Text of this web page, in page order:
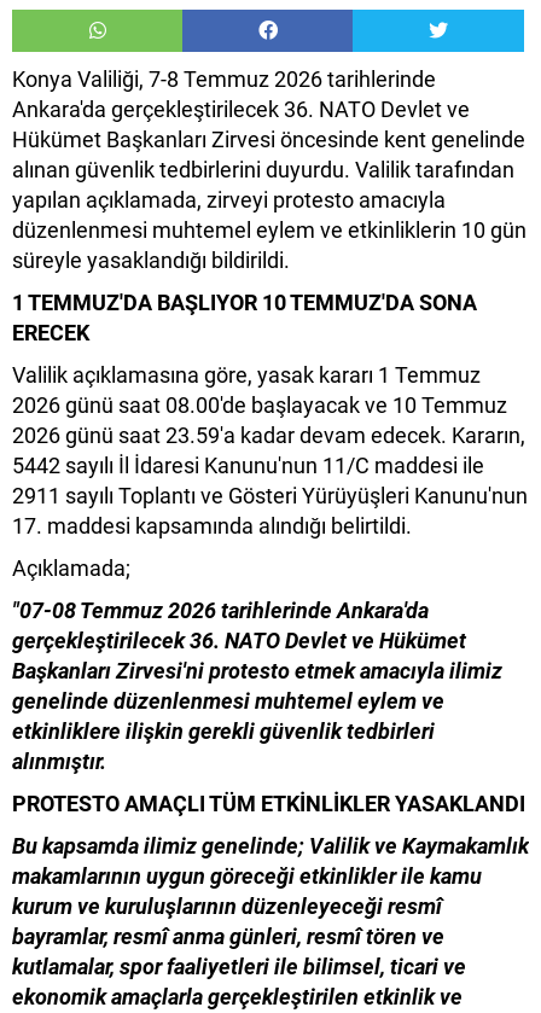
Konya Valiliği, 7-8 Temmuz 2026 tarihlerinde
Ankara'da gerçekleştirilecek 36. NATO Devlet ve
Hükümet Başkanları Zirvesi öncesinde kent genelinde
alınan güvenlik tedbirlerini duyurdu. Valilik tarafından
yapılan açıklamada, zirveyi protesto amacıyla
düzenlenmesi muhtemel eylem ve etkinliklerin 10 gün
süreyle yasaklandığı bildirildi.
1 TEMMUZ'DA BAŞLIYOR 10 TEMMUZ'DA SONA
ERECEK
Valilik açıklamasına göre, yasak kararı 1 Temmuz
2026 günü saat 08.00'de başlayacak ve 10 Temmuz
2026 günü saat 23.59'a kadar devam edecek. Kararın,
5442 sayılı İl İdaresi Kanunu'nun 11/C maddesi ile
2911 sayılı Toplantı ve Gösteri Yürüyüşleri Kanunu'nun
17. maddesi kapsamında alındığı belirtildi.
Açıklamada;
"07-08 Temmuz 2026 tarihlerinde Ankara'da
gerçekleştirilecek 36. NATO Devlet ve Hükümet
Başkanları Zirvesi'ni protesto etmek amacıyla ilimiz
genelinde düzenlenmesi muhtemel eylem ve
etkinliklere ilişkin gerekli güvenlik tedbirleri
alınmıştır.
PROTESTO AMAÇLI TÜM ETKİNLİKLER YASAKLANDI
Bu kapsamda ilimiz genelinde; Valilik ve Kaymakamlık
makamlarının uygun göreceği etkinlikler ile kamu
kurum ve kuruluşlarının düzenleyeceği resmî
bayramlar, resmî anma günleri, resmî tören ve
kutlamalar, spor faaliyetleri ile bilimsel, ticari ve
ekonomik amaçlarla gerçekleştirilen etkinlik ve